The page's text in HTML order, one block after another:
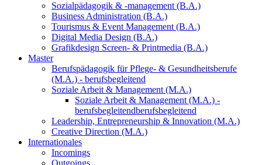
Sozialpädagogik & -management (B.A.)
Business Administration (B.A.)
Tourismus & Event Management (B.A.)
Digital Media Design (B.A.)
Grafikdesign Screen- & Printmedia (B.A.)
Master
Berufspädagogik für Pflege- & Gesundheitsberufe
(M.A.) - berufsbegleitend
Soziale Arbeit & Management (M.A.)
Soziale Arbeit & Management (M.A.) -
berufsbegleitendberufsbegleitend
Leadership, Entrepreneurship & Innovation (M.A.)
Creative Direction (M.A.)
Internationales
Incomings
Outgoings